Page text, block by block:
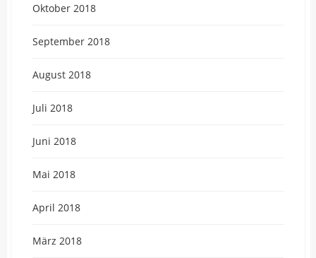
Oktober 2018
September 2018
August 2018
Juli 2018
Juni 2018
Mai 2018
April 2018
März 2018